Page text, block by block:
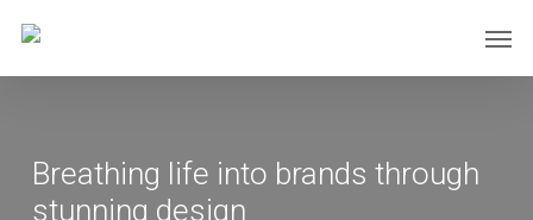
main
Breathing life into brands through
stunning design